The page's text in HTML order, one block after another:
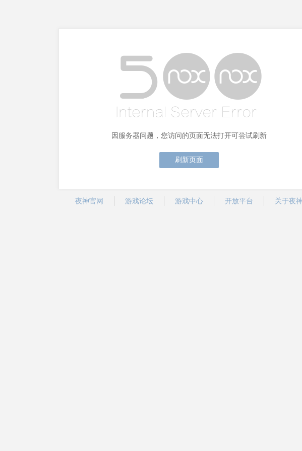
因服务器问题，您访问的页面无法打开可尝试刷新
刷新页面
夜神官网 游戏论坛 游戏中心 开放平台 关于夜